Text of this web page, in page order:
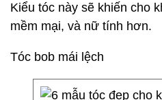
Kiểu tóc này sẽ khiến cho
mềm mại, và nữ tính hơn.
Tóc bob mái lệch